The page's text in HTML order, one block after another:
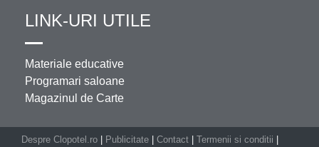
LINK-URI UTILE
Materiale educative
Programari saloane
Magazinul de Carte
Despre Clopotel.ro Publicitate Contact Termenii si conditii